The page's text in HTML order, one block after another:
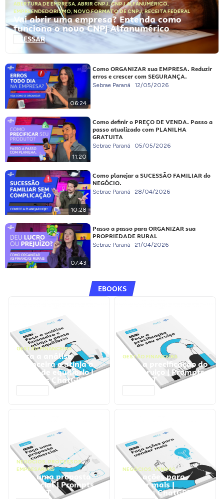
ABERTURA DE EMPRESA, ABRIR CNPJ,CNPJ ALFANUMÉRICO,
EMPREENDEDORISMO, NOVO FORMATO DE CNPJ,RECEITA FEDERAL
Vai abrir uma empresa? Entenda como
funciona o novo CNPJ Alfanumérico
ACESSAR
06:24
Como ORGANIZAR sua EMPRESA. Reduzir
erros e crescer com SEGURANÇA.
Sebrae Paraná 12/05/2026
11:20
Como definir o PREÇO DE VENDA. Passo a
passo atualizado com PLANILHA
GRATUITA
Sebrae Paraná 05/05/2026
10:28
Como planejar a SUCESSÃO FAMILIAR do
NEGÓCIO.
Sebrae Paraná 28/04/2026
07:43
Passo a passo para ORGANIZAR sua
PROPRIEDADE RURAL
Sebrae Paraná 21/04/2026
EBOOKS
GESTÃO FINANCEIRA
Faça a análise
financeira e atinja o
ponto de equilíbrio |
Prompts ChatGPT
GESTÃO FINANCEIRA
Faça a precificação do
seu serviço | Prompts
ChatGPT
NEGÓCIOS, PROCESSOS
EMPRESARIAIS
Faça uma proposta
comercial | Prompts
ChatGPT
NEGÓCIOS, VENDAS
Faça ações para
vender mais |
Prompts ChatGPT